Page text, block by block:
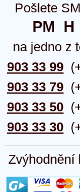
Pošlete
PM  H
na jedno z
903 33 99
903 33 79
903 33 50
903 33 30
Zvýhodnění